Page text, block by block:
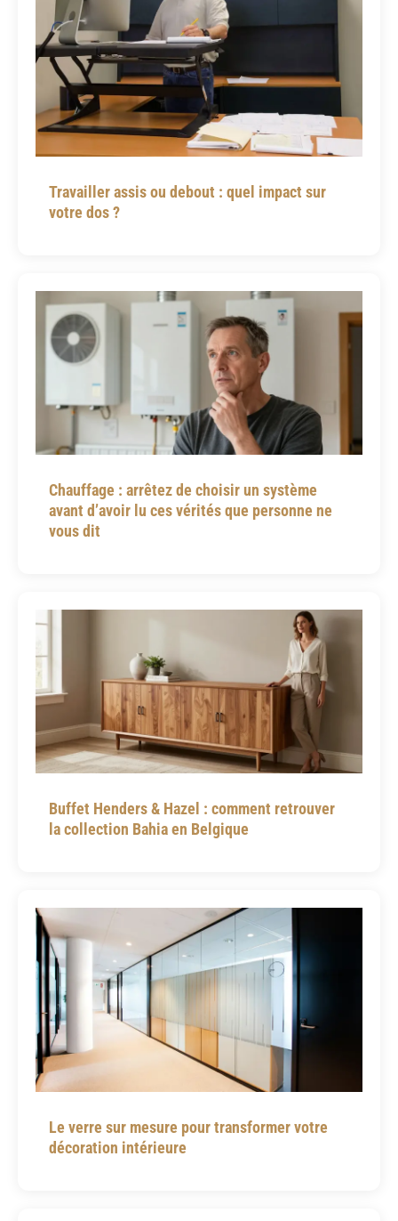
Travailler assis ou debout : quel impact sur
votre dos ?
Chauffage : arrêtez de choisir un système
avant d’avoir lu ces vérités que personne ne
vous dit
Buffet Henders & Hazel : comment retrouver
la collection Bahia en Belgique
Le verre sur mesure pour transformer votre
décoration intérieure